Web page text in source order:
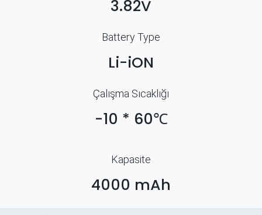
3.82V
Battery Type
Li-iON
Çalışma Sıcaklığı
-10 * 60℃
Kapasite
4000 mAh